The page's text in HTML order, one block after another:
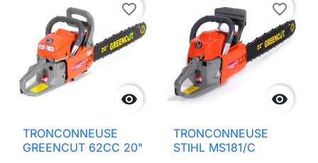

favorite_border
TRONCONNEUSE
GREENCUT 62CC 20"

favorite_border
TRONCONNEUSE
STIHL MS181/C